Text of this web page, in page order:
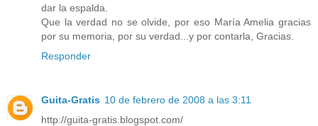
dar la espalda.
Que la verdad no se olvide, por eso María Amelia gracias
por su memoria, por su verdad...y por contarla, Gracias.
Responder
Guita-Gratis 10 de febrero de 2008 a las 3:11
http://guita-gratis.blogspot.com/